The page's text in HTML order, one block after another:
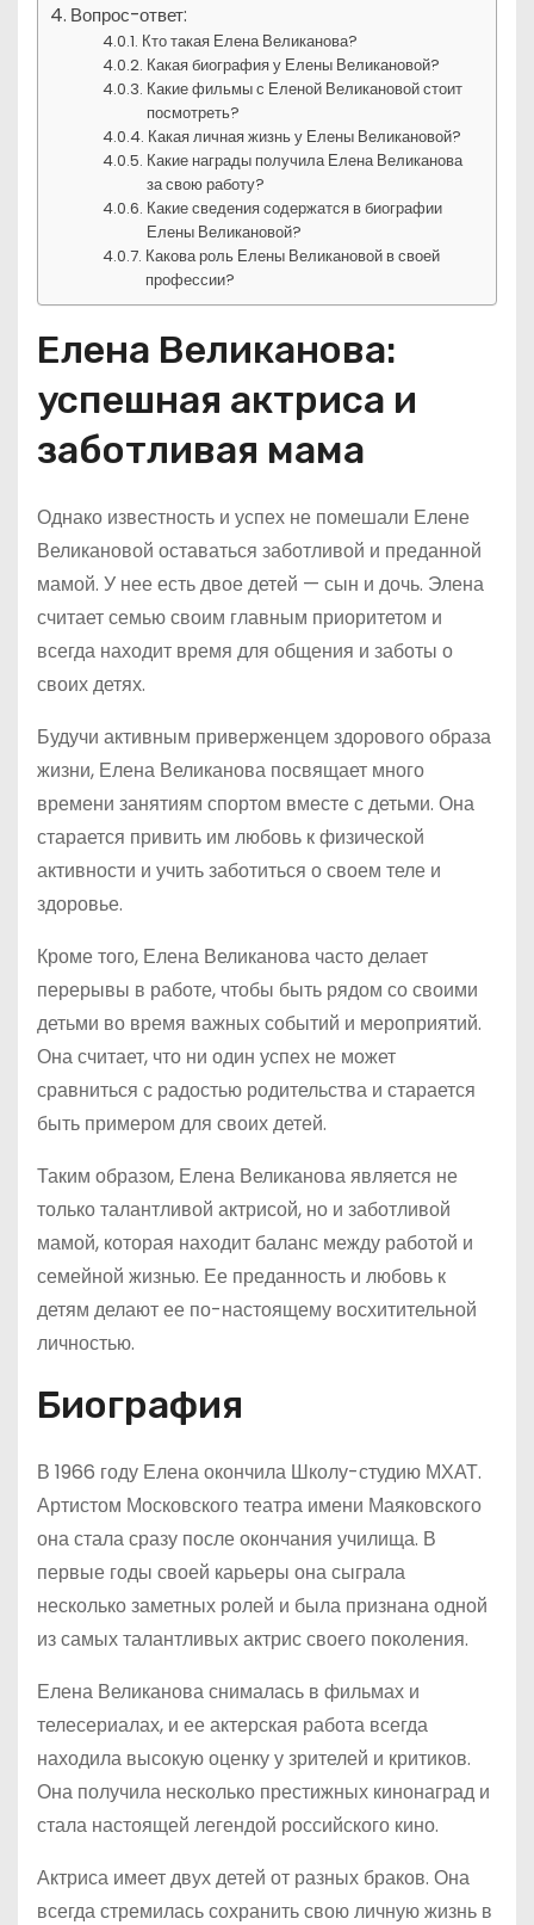
Вопрос-ответ:
Кто такая Елена Великанова?
Какая биография у Елены Великановой?
Какие фильмы с Еленой Великановой стоит
посмотреть?
Какая личная жизнь у Елены Великановой?
Какие награды получила Елена Великанова
за свою работу?
Какие сведения содержатся в биографии
Елены Великановой?
Какова роль Елены Великановой в своей
профессии?
Елена Великанова:
успешная актриса и
заботливая мама
Однако известность и успех не помешали Елене
Великановой оставаться заботливой и преданной
мамой. У нее есть двое детей — сын и дочь. Элена
считает семью своим главным приоритетом и
всегда находит время для общения и заботы о
своих детях.
Будучи активным приверженцем здорового образа
жизни, Елена Великанова посвящает много
времени занятиям спортом вместе с детьми. Она
старается привить им любовь к физической
активности и учить заботиться о своем теле и
здоровье.
Кроме того, Елена Великанова часто делает
перерывы в работе, чтобы быть рядом со своими
детьми во время важных событий и мероприятий.
Она считает, что ни один успех не может
сравниться с радостью родительства и старается
быть примером для своих детей.
Таким образом, Елена Великанова является не
только талантливой актрисой, но и заботливой
мамой, которая находит баланс между работой и
семейной жизнью. Ее преданность и любовь к
детям делают ее по-настоящему восхитительной
личностью.
Биография
В 1966 году Елена окончила Школу-студию МХАТ.
Артистом Московского театра имени Маяковского
она стала сразу после окончания училища. В
первые годы своей карьеры она сыграла
несколько заметных ролей и была признана одной
из самых талантливых актрис своего поколения.
Елена Великанова снималась в фильмах и
телесериалах, и ее актерская работа всегда
находила высокую оценку у зрителей и критиков.
Она получила несколько престижных кинонаград и
стала настоящей легендой российского кино.
Актриса имеет двух детей от разных браков. Она
всегда стремилась сохранить свою личную жизнь в